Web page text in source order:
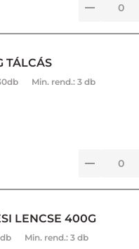
TÁLCÁS
Min. rend.: 3 db
LENCSE 400G
Min. rend.: 3 db